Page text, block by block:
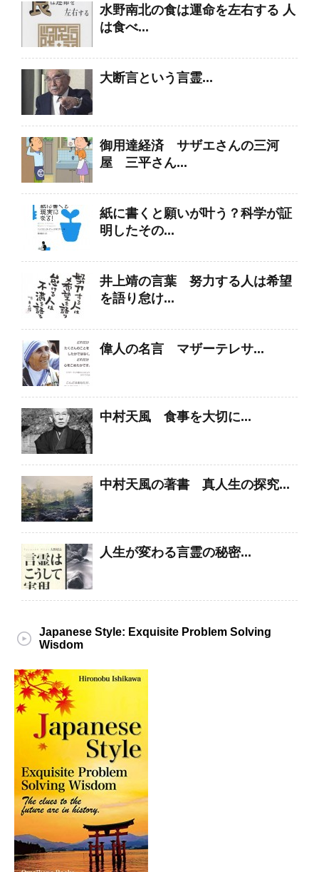
水野南北の食は運命を左右する 人
は食べ...
大断言という言霊...
御用達経済 サザエさんの三河
屋 三平さん...
紙に書くと願いが叶う？科学が証
明したその...
井上靖の言葉 努力する人は希望
を語り怠け...
偉人の名言 マザーテレサ...
中村天風 食事を大切に...
中村天風の著書 真人生の探究...
人生が変わる言霊の秘密...
Japanese Style: Exquisite Problem Solving
Wisdom